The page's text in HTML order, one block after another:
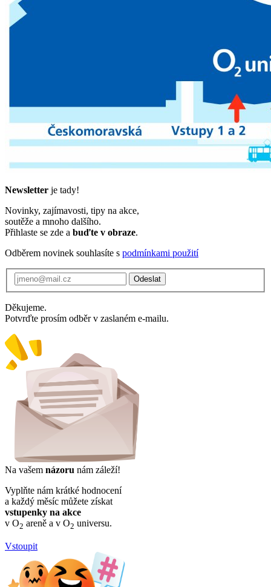
Newsletter je tady!
Novinky, zajímavosti, tipy na akce,
soutěže a mnoho dalšího.
Přihlaste se zde a buďte v obraze.
Odběrem novinek souhlasíte s podmínkami použití
Odeslat
Děkujeme.
Potvrďte prosím odběr v zaslaném e-mailu.
Na vašem názoru nám záleží!
Vyplňte nám krátké hodnocení
a každý měsíc můžete získat
vstupenky na akce
v O2 areně a v O2 universu.
Vstoupit